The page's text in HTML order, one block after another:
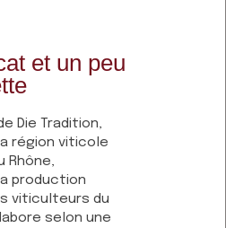
et un peu
Die Tradition,
région viticole
Rhône,
production
viticulteurs du
selon une